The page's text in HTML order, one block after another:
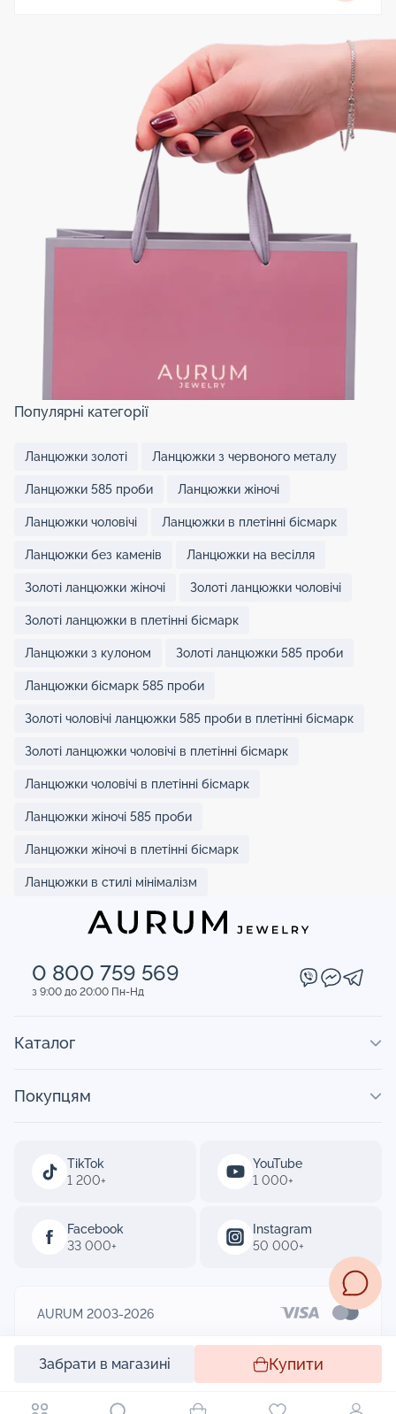
Забрати в магазині Купити
Популярні категорії
Ланцюжки золоті Ланцюжки з червоного металу
Ланцюжки 585 проби Ланцюжки жіночі
Ланцюжки чоловічі Ланцюжки в плетінні бісмарк
Ланцюжки без каменів Ланцюжки на весілля
Золоті ланцюжки жіночі Золоті ланцюжки чоловічі
Золоті ланцюжки в плетінні бісмарк
Ланцюжки з кулоном Золоті ланцюжки 585 проби
Ланцюжки бісмарк 585 проби
Золоті чоловічі ланцюжки 585 проби в плетінні бісмарк
Золоті ланцюжки чоловічі в плетінні бісмарк
Ланцюжки чоловічі в плетінні бісмарк
Ланцюжки жіночі 585 проби
Ланцюжки жіночі в плетінні бісмарк
Ланцюжки в стилі мінімалізм
0 800 759 569
з 9:00 до 20:00 Пн-Нд
TikTok
1 200+
YouTube
1 000+
Facebook
33 000+
Instagram
50 000+
Каталог
Покупцям
AURUM 2003-2026